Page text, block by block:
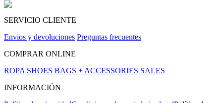
SERVICIO CLIENTE
Envios y devoluciones Preguntas frecuentes
COMPRAR ONLINE
ROPA SHOES BAGS + ACCESSORIES SALES
INFORMACIÓN